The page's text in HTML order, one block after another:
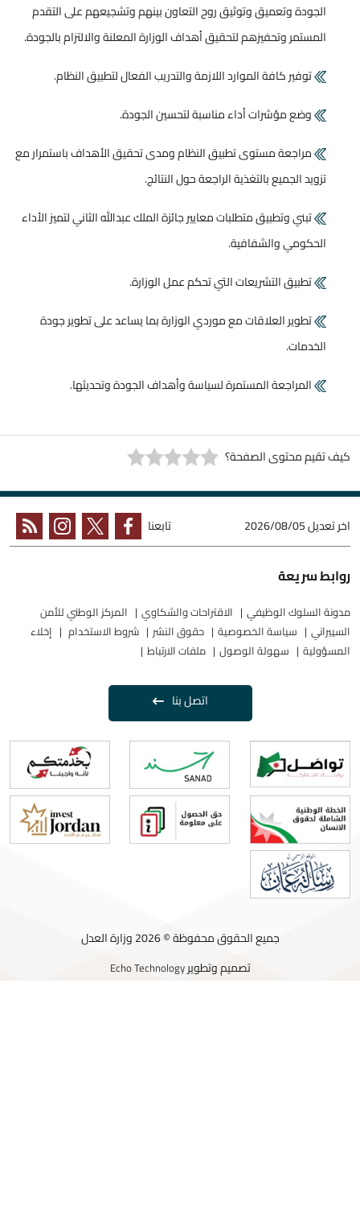
وتعميق وتوثيق روح التعاون بينهم وتشجيعهم على التقدم
وتحفيزهم لتحقيق أهداف الوزارة المعلنة والالتزام بالجودة.
توفير كافة الموارد اللازمة والتدريب الفعال لتطبيق النظام.
وضع مؤشرات أداء مناسبة لتحسين الجودة.
مراجعة مستوى تطبيق النظام ومدى تحقيق الأهداف باستمرار مع
الجميع بالتغذية الراجعة حول النتائج.
تبني وتطبيق متطلبات معايير جائزة الملك عبدالله الثاني لتميز الأداء
والشفافية.
تطبيق التشريعات التي تحكم عمل الوزارة.
تطوير العلاقات مع موردي الوزارة بما يساعد على تطوير جودة
المراجعة المستمرة لسياسة وأهداف الجودة وتحديثها.
محتوى الصفحة؟
2026/08/05
الوظيفي الاقتراحات والشكاوي
المركز الوطني للأمن
سياسة الخصوصية حقوق النشر شروط الاستخدام
إخلاء
سهولة الوصول ملفات الارتباط
جميع الحقوق محفوظة © 2026 وزارة العدل
تصميم وتطويرEcho Technology